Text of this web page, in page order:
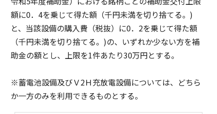
額に0．4を乗じて得た額（千円未満を切り捨てる。)
と、当該設備の購入費（税抜）に0．2を乗じて得た額
（千円未満を切り捨てる。)の、いずれか少ない方を補
助金の額とし、上限を1件あたり30万円とする。
※蓄電池設備及びＶ2Ｈ充放電設備については、どちら
か一方のみを利用できるものとする。